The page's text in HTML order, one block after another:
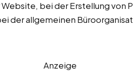
bei der Erstellung von
der allgemeinen
Anzeige